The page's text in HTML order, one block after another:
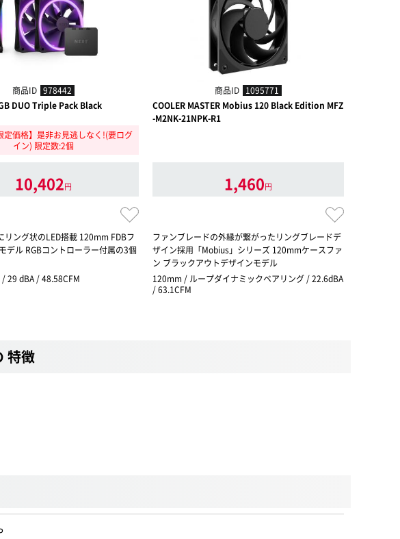
商品ID 978442
DUO Triple Pack Black
定価格】是非お見逃しなく!(要ログ
イン) 限定数:2個
10,402円
リング状のLED搭載 120mm FDBフ
デル RGBコントローラー付属の3個
29 dBA / 48.58CFM
商品ID 1095771
COOLER MASTER Mobius 120 Black Edition MFZ
-M2NK-21NPK-R1
1,460円
ファンブレードの外縁が繋がったリングブレードデ
ザイン採用「Mobius」シリーズ 120mmケースファ
ン ブラックアウトデザインモデル
120mm / ループダイナミックベアリング / 22.6dBA
/ 63.1CFM
特徴